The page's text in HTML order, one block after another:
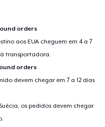
orders
aos EUA cheguem em 4 a 7
transportadora.
orders
devem chegar em 7 a 12 dias
os pedidos devem chegar